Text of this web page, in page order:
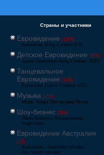
Страны и участники
Евровидение [1858]
Eurovision Song Contest ESC
Детское Евровидение [878]
Junior Eurovision Song Contest JESC
Танцевальное
Евровидение [106]
Eurovision Dance Contest EDC
Музыка [257]
Music Songs Поп-музыка Песни
Шоу-бизнес [564]
Show Business Музыкальная
индустрия
Евровидение Австралия
[17]
Eurovision – Australia Decides
Австралия решает